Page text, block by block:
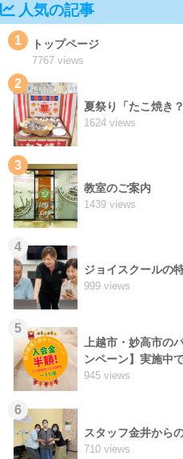
人気の記事
1 トップページ
7767 views
2
夏祭り「たこ焼き
1624 views
3
教室のご案内
1439 views
4
ジョイスクールの
999 views
5
上越市・妙高市の
ンペーン】実施中
945 views
6
スタッフ金井から
710 views